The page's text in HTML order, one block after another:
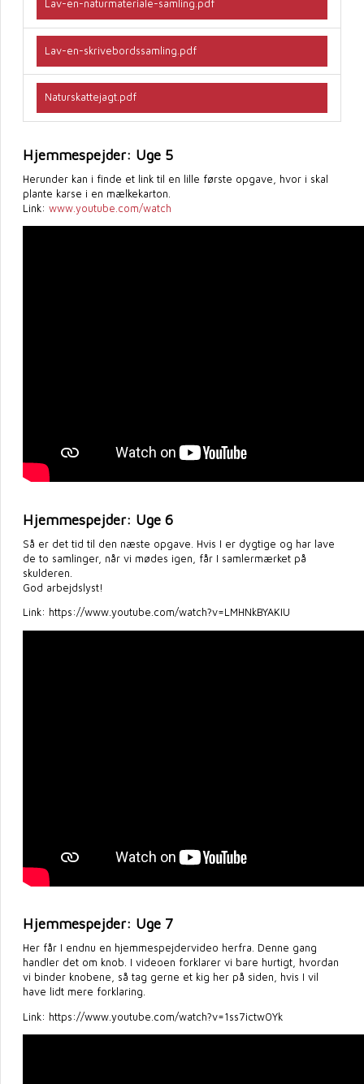
Lav-en-naturmateriale-samling.pdf
Lav-en-skrivebordssamling.pdf
Naturskattejagt.pdf
Hjemmespejder: Uge 5
Herunder kan i finde et link til en lille første opgave, hvor i skal
plante karse i en mælkekarton.
Link:www.youtube.com/watch
Hjemmespejder: Uge 6
Så er det tid til den næste opgave. Hvis I er dygtige og har lave
de to samlinger, når vi mødes igen, får I samlermærket på
skulderen.
God arbejdslyst!
Link: https://www.youtube.com/watch?v=LMHNkBYAKIU
Hjemmespejder: Uge 7
Her får I endnu en hjemmespejdervideo herfra. Denne gang
handler det om knob. I videoen forklarer vi bare hurtigt, hvordan
vi binder knobene, så tag gerne et kig her på siden, hvis I vil
have lidt mere forklaring.
Link: https://www.youtube.com/watch?v=1ss7ictw0Yk